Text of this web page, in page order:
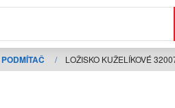
PODMÍTAČ / LOŽISKO KUŽELÍKOVÉ